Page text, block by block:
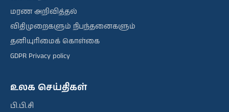
மரண அறிவித்தல்
விதிமுறைகளும் நிபந்தனைகளும்
தனியுரிமைக் கொள்கை
GDPR Privacy policy
உலக செய்திகள்
பி.பி.சி